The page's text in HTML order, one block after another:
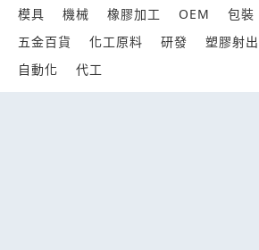
模具
機械 橡膠加工 OEM 包裝
五金百貨
化工原料 研發 塑膠射
自動化
代工